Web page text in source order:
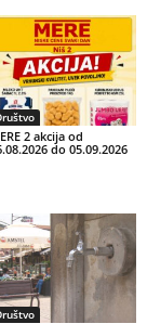
2 akcija od
do 05.09.2026